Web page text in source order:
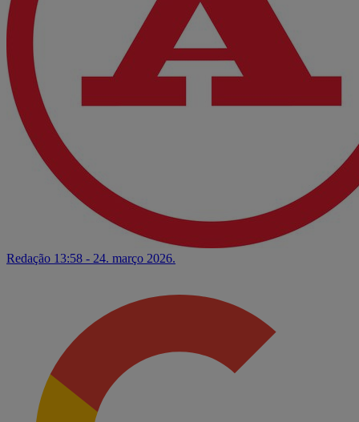
Redação 13:58 - 24. março 2026.